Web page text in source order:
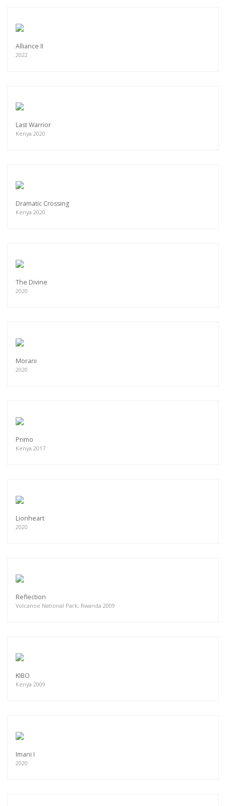
Alliance II
2022
Last Warrior
Kenya 2020
Dramatic Crossing
Kenya 2020
The Divine
2020
Morani
2020
Primo
Kenya 2017
Lionheart
2020
Reflection
Volcanoe National Park, Rwanda 2009
KIBO
Kenya 2009
Imani I
2020